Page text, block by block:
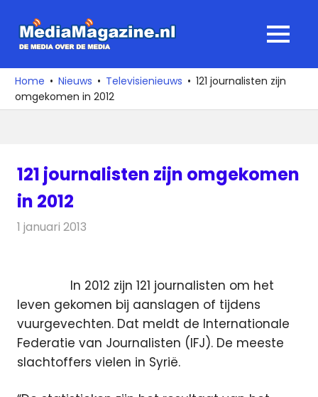
naar
media
over
de
MENU
Home Nieuws Televisienieuws
121 journalisten zijn
omgekomen in 2012
121 journalisten zijn omgekomen
in 2012
1 januari 2013
In 2012 zijn 121 journalisten om het
leven gekomen bij aanslagen of tijdens
vuurgevechten. Dat meldt de Internationale
Federatie van Journalisten (IFJ). De meeste
slachtoffers vielen in Syrië.